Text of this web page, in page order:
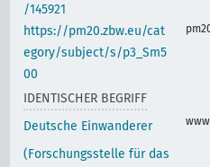
/145921
https://pm20.zbw.eu/cat
egory/subject/s/p3_Sm5
00
IDENTISCHER BEGRIFF
Deutsche Einwanderer
(Forschungsstelle für das